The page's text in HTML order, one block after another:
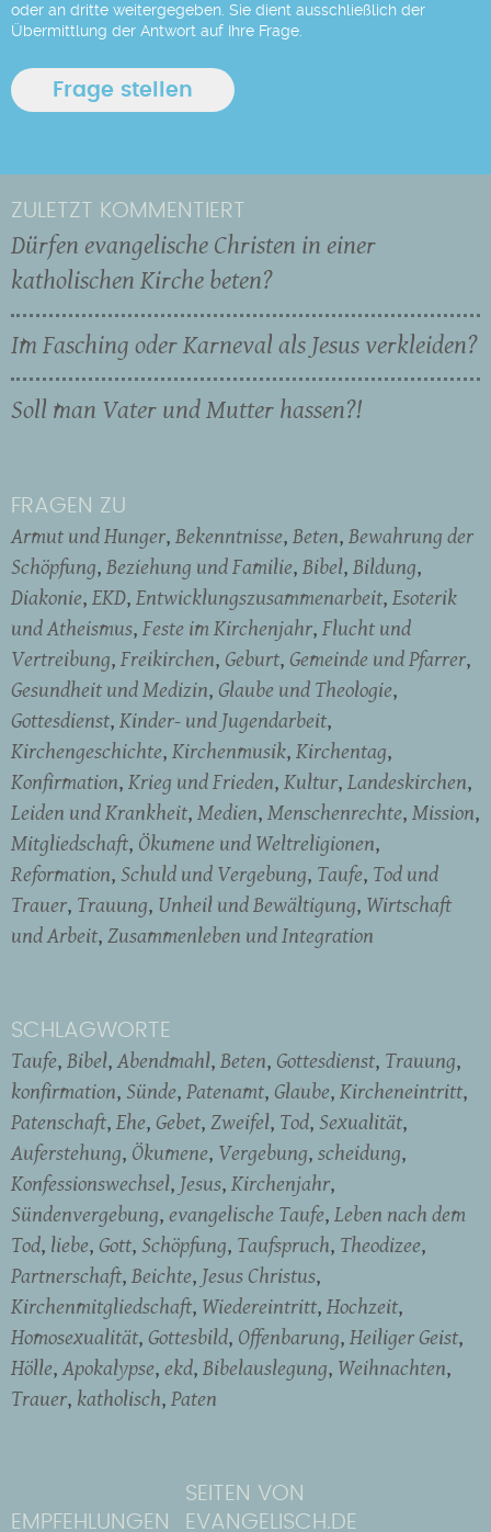
oder an dritte weitergegeben. Sie dient ausschließlich der
Übermittlung der Antwort auf Ihre Frage.
ZULETZT KOMMENTIERT
Dürfen evangelische Christen in einer
katholischen Kirche beten?
Im Fasching oder Karneval als Jesus verkleiden?
Soll man Vater und Mutter hassen?!
FRAGEN ZU
Armut und Hunger Bekenntnisse Beten Bewahrung der
Schöpfung Beziehung und Familie Bibel Bildung
Diakonie EKD Entwicklungszusammenarbeit Esoterik
und Atheismus Feste im Kirchenjahr Flucht und
Vertreibung Freikirchen Geburt Gemeinde und Pfarrer
Gesundheit und Medizin Glaube und Theologie
Gottesdienst Kinder- und Jugendarbeit
Kirchengeschichte Kirchenmusik Kirchentag
Konfirmation Krieg und Frieden Kultur Landeskirchen
Leiden und Krankheit Medien Menschenrechte Mission
Mitgliedschaft Ökumene und Weltreligionen
Reformation Schuld und Vergebung Taufe Tod und
Trauer Trauung Unheil und Bewältigung Wirtschaft
und Arbeit Zusammenleben und Integration
SCHLAGWORTE
Taufe Bibel Abendmahl Beten Gottesdienst Trauung
konfirmation Sünde Patenamt Glaube Kircheneintritt
Patenschaft Ehe Gebet Zweifel Tod Sexualität
Auferstehung Ökumene Vergebung scheidung
Konfessionswechsel Jesus Kirchenjahr
Sündenvergebung evangelische Taufe Leben nach dem
Tod liebe Gott Schöpfung Taufspruch Theodizee
Partnerschaft Beichte Jesus Christus
Kirchenmitgliedschaft Wiedereintritt Hochzeit
Homosexualität Gottesbild Offenbarung Heiliger Geist
Hölle Apokalypse ekd Bibelauslegung Weihnachten
Trauer katholisch Paten
EMPFEHLUNGEN
SEITEN VON
EVANGELISCH.DE